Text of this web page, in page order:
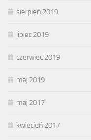
sierpień 2019
lipiec 2019
czerwiec 2019
maj 2019
maj 2017
kwiecień 2017